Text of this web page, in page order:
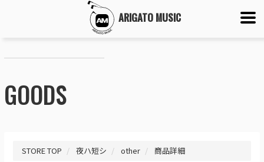
ARIGATO MUSIC
GOODS
STORE TOP 夜ハ短シ other 商品詳細